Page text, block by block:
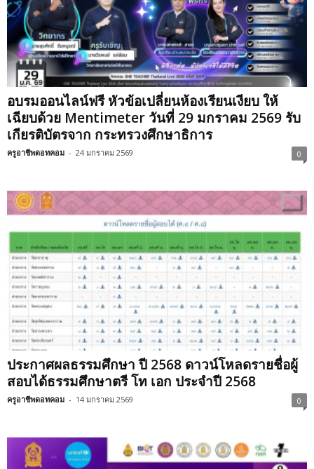
อบรมออนไลน์ฟรี หัวข้อเปลี่ยนห้องเรียนเงียบ ให้
เฉียบด้วย Mentimeter วันที่ 29 มกราคม 2569 รับ
เกียรติบัตรจาก กระทรวงศึกษาธิการ
ครูอาชีพดอทคอม - 24 มกราคม 2569 0
ประกาศผลธรรมศึกษา ปี 2568 ดาวน์โหลดรายชื่อผู้
สอบได้ธรรมศึกษาตรี โท เอก ประจำปี 2568
ครูอาชีพดอทคอม - 14 มกราคม 2569 0